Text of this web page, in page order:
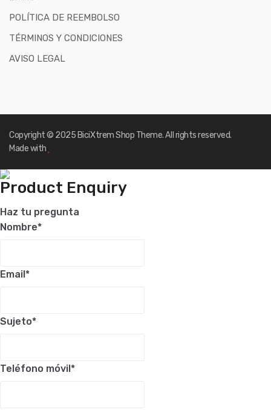
POLÍTICA DE REEMBOLSO
TÉRMINOS Y CONDICIONES
AVISO LEGAL
Copyright © 2025 BiciXtrem Shop Theme. All rights reserved.
Made with
Product Enquiry
Haz tu pregunta
Nombre*
Email *
Sujeto*
Teléfono móvil *